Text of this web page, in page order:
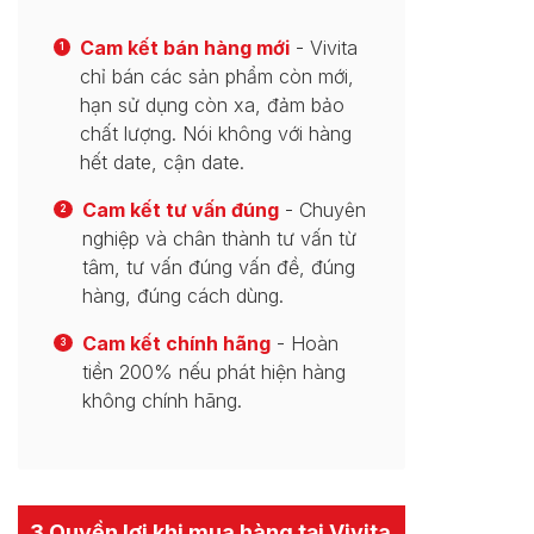
1 Cam kết bán hàng mới - Vivita
chỉ bán các sản phẩm còn mới,
hạn sử dụng còn xa, đảm bảo
chất lượng. Nói không với hàng
hết date, cận date.
2 Cam kết tư vấn đúng - Chuyên
nghiệp và chân thành tư vấn từ
tâm, tư vấn đúng vấn đề, đúng
hàng, đúng cách dùng.
3 Cam kết chính hãng - Hoàn
tiền 200% nếu phát hiện hàng
không chính hãng.